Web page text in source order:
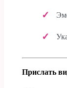
Прислать